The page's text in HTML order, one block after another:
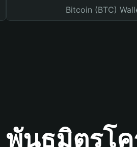
Bitcoin (BTC)
พันธมิตรโค